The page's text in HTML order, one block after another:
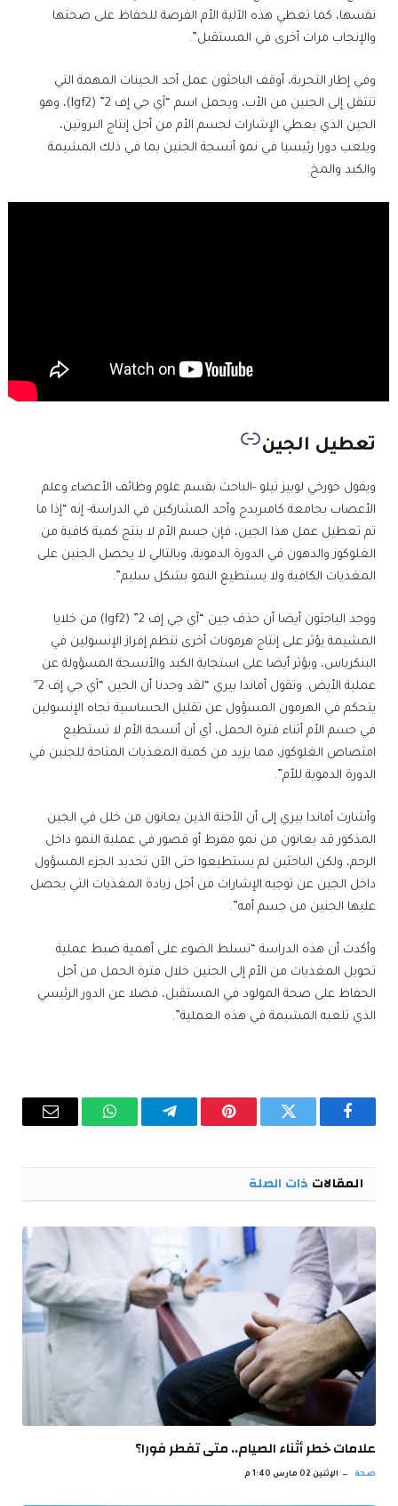
نفسها، كما تعطي هذه الآلية الأم الفرصة للحفاظ على صحتها
والإنجاب مرات أخرى في المستقبل”.
وفي إطار التجربة، أوقف الباحثون عمل أحد الجينات المهمة التي
تنتقل إلى الجنين من الأب، ويحمل اسم “آي جي إف 2” (Igf2)، وهو
الجين الذي يعطي الإشارات لجسم الأم من أجل إنتاج البروتين،
ويلعب دورا رئيسيا في نمو أنسجة الجنين بما في ذلك المشيمة
والكبد والمخ.
تعطيل الجين
ويقول خورخي لوبيز تيلو -الباحث بقسم علوم وظائف الأعضاء وعلم
الأعصاب بجامعة كامبريدج وأحد المشاركين في الدراسة- إنه “إذا ما
تم تعطيل عمل هذا الجين، فإن جسم الأم لا ينتج كمية كافية من
الغلوكوز والدهون في الدورة الدموية، وبالتالي لا يحصل الجنين على
المغذيات الكافية ولا يستطيع النمو بشكل سليم”.
ووجد الباحثون أيضا أن حذف جين “آي جي إف 2” (Igf2) من خلايا
المشيمة يؤثر على إنتاج هرمونات أخرى تنظم إفراز الإنسولين في
البنكرياس، ويؤثر أيضا على استجابة الكبد والأنسجة المسؤولة عن
عملية الأيض. وتقول أماندا بيري “لقد وجدنا أن الجين “آي جي إف 2″
يتحكم في الهرمون المسؤول عن تقليل الحساسية تجاه الإنسولين
في جسم الأم أثناء فترة الحمل، أي أن أنسجة الأم لا تستطيع
امتصاص الغلوكوز، مما يزيد من كمية المغذيات المتاحة للجنين في
الدورة الدموية للأم”.
وأشارت أماندا بيري إلى أن الأجنة الذين يعانون من خلل في الجين
المذكور قد يعانون من نمو مفرط أو قصور في عملية النمو داخل
الرحم، ولكن الباحثين لم يستطيعوا حتى الآن تحديد الجزء المسؤول
داخل الجين عن توجيه الإشارات من أجل زيادة المغذيات التي يحصل
عليها الجنين من جسم أمه”.
وأكدت أن هذه الدراسة “تسلط الضوء على أهمية ضبط عملية
تحويل المغذيات من الأم إلى الجنين خلال فترة الحمل من أجل
الحفاظ على صحة المولود في المستقبل، فضلا عن الدور الرئيسي
الذي تلعبه المشيمة في هذه العملية”.
فيسبوك تويتر بينتيريستتيلقرام واتساب البريد
المقالات ذات الصلة
علامات خطر أثناء الصيام.. متى تفطر فورا؟
صحة الإثنين 02 مارس 1:40 م